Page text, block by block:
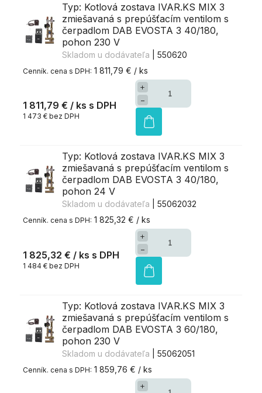
Typ: Kotlová zostava IVAR.KS MIX 3
zmiešavaná s prepúšťacím ventilom s
čerpadlom DAB EVOSTA 3 40/180,
pohon 230 V
Skladom u dodávateľa
| 550620
1 811,79 € / ks
1 811,79 € / ks
1 473 € bez DPH
+
−
Typ: Kotlová zostava IVAR.KS MIX 3
zmiešavaná s prepúšťacím ventilom s
čerpadlom DAB EVOSTA 3 40/180,
pohon 24 V
Skladom u dodávateľa
| 55062032
1 825,32 € / ks
1 825,32 € / ks
1 484 € bez DPH
+
−
Typ: Kotlová zostava IVAR.KS MIX 3
zmiešavaná s prepúšťacím ventilom s
čerpadlom DAB EVOSTA 3 60/180,
pohon 230 V
Skladom u dodávateľa
| 55062051
1 859,76 € / ks
+